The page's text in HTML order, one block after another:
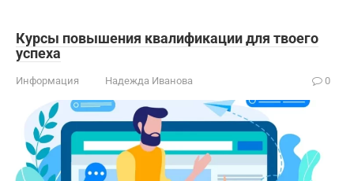
Курсы повышения квалификации для твоего
успеха
Информация Надежда Иванова 0